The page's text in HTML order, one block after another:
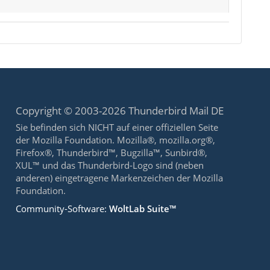
Copyright © 2003-2026 Thunderbird Mail DE
Sie befinden sich NICHT auf einer offiziellen Seite
der Mozilla Foundation. Mozilla®, mozilla.org®,
Firefox®, Thunderbird™, Bugzilla™, Sunbird®,
XUL™ und das Thunderbird-Logo sind (neben
anderen) eingetragene Markenzeichen der Mozilla
Foundation.
Community-Software:WoltLab Suite™